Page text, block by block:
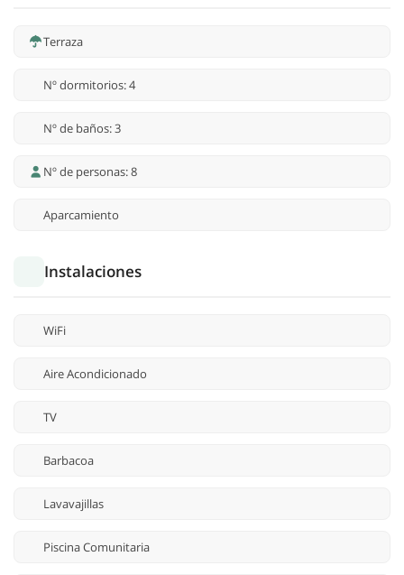
Terraza
Nº dormitorios: 4
Nº de baños: 3
Nº de personas: 8
Aparcamiento
Instalaciones
WiFi
Aire Acondicionado
TV
Barbacoa
Lavavajillas
Piscina Comunitaria